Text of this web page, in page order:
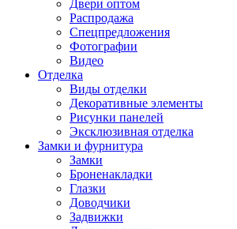
Двери оптом
Распродажа
Спецпредложения
Фотографии
Видео
Отделка
Виды отделки
Декоративные элементы
Рисунки панелей
Эксклюзивная отделка
Замки и фурнитура
Замки
Броненакладки
Глазки
Доводчики
Задвижки